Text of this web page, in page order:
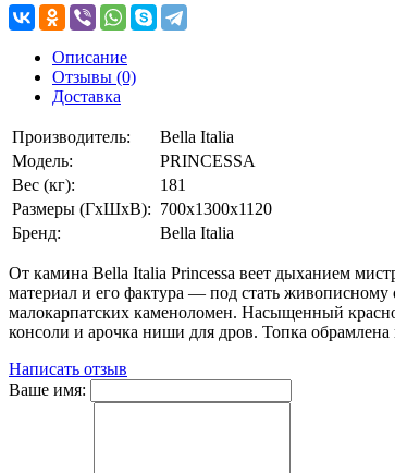
Описание
Отзывы (0)
Доставка
Производитель:
Bella Italia
Модель:
PRINCESSA
Вес (кг):
181
Размеры (ГхШхВ): 700x1300x1120
Бренд:
Bella Italia
От камина Bella Italia Princessa веет дыханием
материал и его фактура — под стать
малокарпатских каменоломен. Насыщенный
консоли и арочка ниши для дров. Топка
Написать отзыв
Ваше имя: